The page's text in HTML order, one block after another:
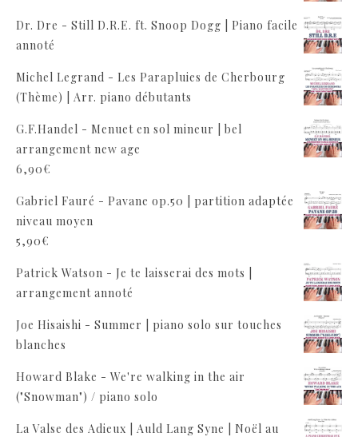
Dr. Dre - Still D.R.E. ft. Snoop Dogg | Piano facile
annoté
Michel Legrand - Les Parapluies de Cherbourg
(Thème) | Arr. piano débutants
G.F.Handel - Menuet en sol mineur | bel
arrangement new age
6,90€
Gabriel Fauré - Pavane op.50 | partition adaptée
niveau moyen
5,90€
Patrick Watson - Je te laisserai des mots |
arrangement annoté
Joe Hisaishi - Summer | piano solo sur touches
blanches
Howard Blake - We're walking in the air
("Snowman") / piano solo
La Valse des Adieux | Auld Lang Syne | Noël au